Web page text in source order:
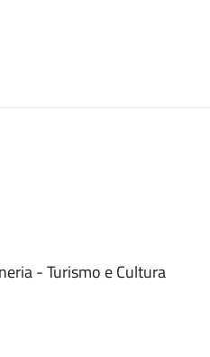
- Turismo e Cultura